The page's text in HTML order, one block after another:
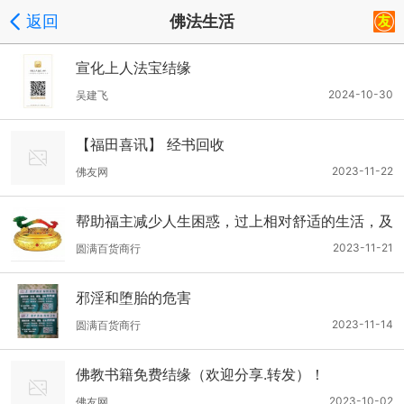
返回 佛法生活
宣化上人法宝结缘
2024-10-30
吴建飞
【福田喜讯】 经书回收
2023-11-22
佛友网
帮助福主减少人生困惑，过上相对舒适的生活，及
相对幸福的人生
2023-11-21
圆满百货商行
​邪淫和堕胎的危害
2023-11-14
圆满百货商行
佛教书籍免费结缘（欢迎分享.转发）！
2023-10-02